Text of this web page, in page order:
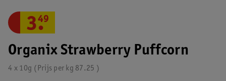
Organix Strawberry Puffcorn
4 x 10g 87.25
Prijs per kg
3.
49